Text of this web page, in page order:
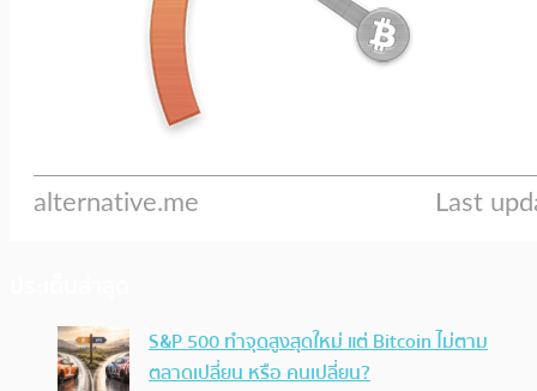
S&P 500 ทำจุดสูงสุดใหม่ แต่ Bitcoin ไม่ตาม
ตลาดเปลี่ยน หรือ คนเปลี่ยน?